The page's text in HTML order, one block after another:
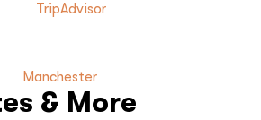
TripAdvisor
Manchester
& More